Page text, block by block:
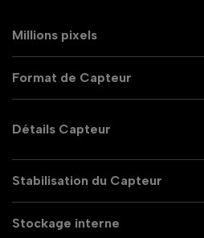
Millions pixels
Format de Capteur
Détails Capteur
Stabilisation du Capteur
Stockage interne